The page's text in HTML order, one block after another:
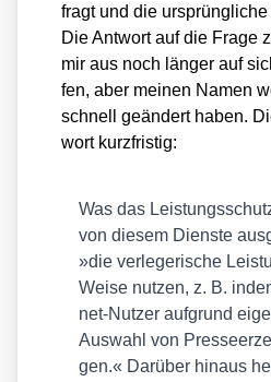
fragt und die
Die Ant­wort auf die Fra­ge
mir aus noch län­ger auf
fen, aber mei­nen Namen
schnell geän­dert haben.
wort kurz­fris­tig:
Was das
von die­sem Diens­te
»die ver­le­ge­ri­sche
Wei­se nut­zen, z. B.
net-Nut­zer auf­grund
Aus­wahl von
gen.« Dar­über hin­aus